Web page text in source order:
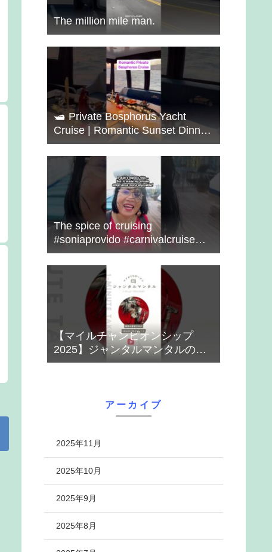
The million mile man.
🛥️ Private Bosphorus Yacht
Cruise | Romantic Sunset Dinner
on the Water 🇹🇷✨
The spice of cruising
#soniaprovido #carnivalcruise
#choosefun #adventure #cruise
#fun
【マイルチャンピオンシップ
2025】ジャンタルマンタルのハ
ナシ【1-MINUTE】#競馬
アーカイブ
2025年11月
2025年10月
2025年9月
2025年8月